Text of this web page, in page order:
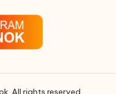
All rights reserved.